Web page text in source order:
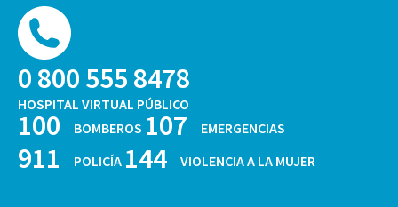
0 800 555 8478
HOSPITAL VIRTUAL PÚBLICO
100 BOMBEROS 107 EMERGENCIAS
911 POLICÍA 144 VIOLENCIA A LA MUJER